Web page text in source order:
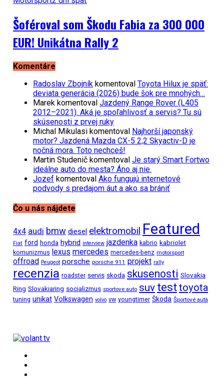
Šoféroval som Škodu Fabia za 300 000
EUR! Unikátna Rally 2
Komentáre
Radoslav Zbojníkkomentoval Toyota Hilux je späť:
deviata generácia (2026) bude šok pre mnohých…
Marekkomentoval Jazdený Range Rover (L405
2012–2021). Aká je spoľahlivosť a servis? Tu sú
skúsenosti z prvej ruky
Michal Mikulasikomentoval Najhorší japonský
motor? Jazdená Mazda CX-5 2,2 Skyactiv-D je
nočná mora. Toto nechceš!
Martin Studeničkomentoval Je starý Smart Fortwo
ideálne auto do mesta? Áno aj nie.
Jozefkomentoval Ako fungujú internetové
podvody s predajom áut a ako sa brániť
Čo u nás nájdete
4x4 audi bmw diesel elektromobil Featured
Fiat ford honda hybrid interview jazdenka kabrio kabriolet
komunizmus lexus mercedes mercedes-benz motorsport
offroad Peugeot porsche porsche 911 projekt rally
recenzia roadster servis skoda skusenosti Slovakia
Ring Slovakiaring socializmus sportove auto suv testtoyota
tuning unikat Volkswagen volvo vw youngtimer Škoda Športové autá